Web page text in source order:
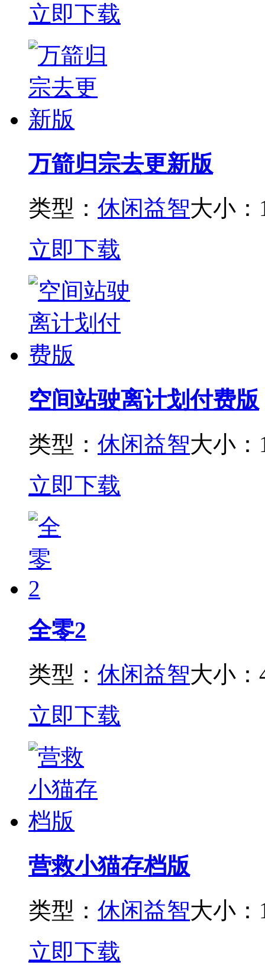
立即下载
万箭归宗去更新版
类型： 休闲益智大小：
立即下载
空间站驶离计划付费版
类型： 休闲益智大小：
立即下载
全零2
类型： 休闲益智大小：
立即下载
营救小猫存档版
类型： 休闲益智大小：
立即下载